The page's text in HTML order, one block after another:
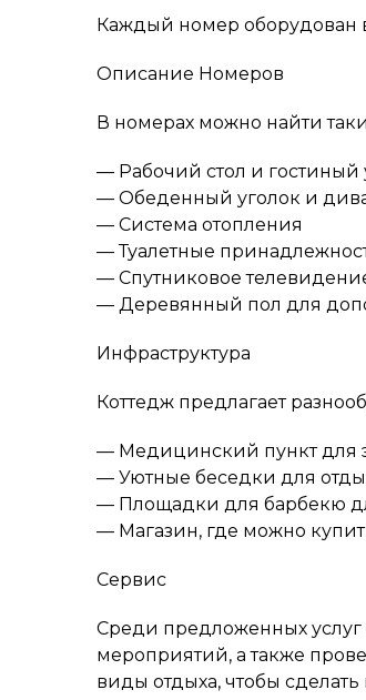
Каждый номер оборудован
Описание Номеров
В номерах можно найти
— Рабочий стол и гостиный
— Обеденный уголок и
— Система отопления
— Туалетные
— Спутниковое
— Деревянный пол для
Инфраструктура
Коттедж предлагает
— Медицинский пункт для
— Уютные беседки для
— Площадки для барбекю
— Магазин, где можно
Сервис
Среди предложенных услуг
мероприятий, а также
виды отдыха, чтобы